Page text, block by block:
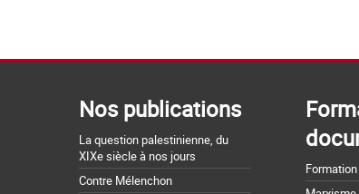
Nos publications
La question palestinienne, du
XIXe siècle à nos jours
Contre Mélenchon